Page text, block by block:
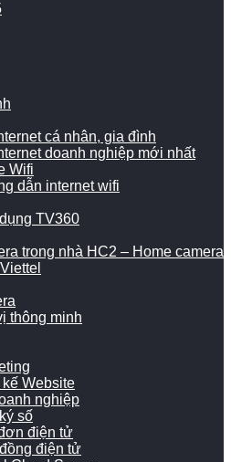
cá nhân, gia đình
doanh nghiệp mới nhất
Wifi
dẫn internet wifi
TV360
trong nhà HC2 – Home camera
thông minh
Website
nghiệp
số
điện tử
điện tử